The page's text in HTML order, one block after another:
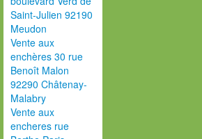
Saint-Julien 92190
Meudon
Vente aux
enchères 30 rue
Benoît Malon
92290 Châtenay-
Malabry
Vente aux
encheres rue